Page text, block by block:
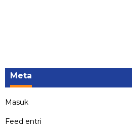
Meta
Masuk
Feed entri